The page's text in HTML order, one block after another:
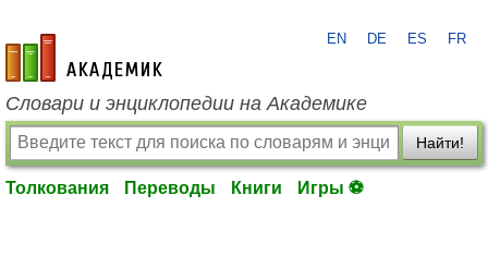
academic.ru
EN DE ES FR
Словари и энциклопедии на Академике
Найти!
Толкования Переводы Книги Игры ⚽